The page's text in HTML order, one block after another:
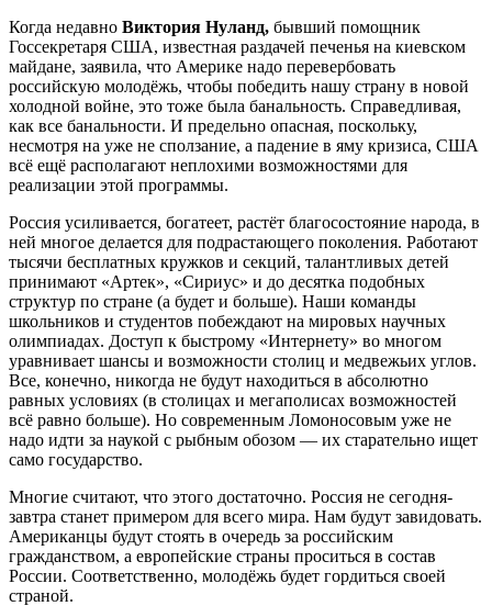
Когда недавно Виктория Нуланд, бывший помощник
Госсекретаря США, известная раздачей печенья на киевском
майдане, заявила, что Америке надо перевербовать
российскую молодёжь, чтобы победить нашу страну в новой
холодной войне, это тоже была банальность. Справедливая,
как все банальности. И предельно опасная, поскольку,
несмотря на уже не сползание, а падение в яму кризиса, США
всё ещё располагают неплохими возможностями для
реализации этой программы.
Россия усиливается, богатеет, растёт благосостояние народа, в
ней многое делается для подрастающего поколения. Работают
тысячи бесплатных кружков и секций, талантливых детей
принимают «Артек», «Сириус» и до десятка подобных
структур по стране (а будет и больше). Наши команды
школьников и студентов побеждают на мировых научных
олимпиадах. Доступ к быстрому «Интернету» во многом
уравнивает шансы и возможности столиц и медвежьих углов.
Все, конечно, никогда не будут находиться в абсолютно
равных условиях (в столицах и мегаполисах возможностей
всё равно больше). Но современным Ломоносовым уже не
надо идти за наукой с рыбным обозом — их старательно ищет
само государство.
Многие считают, что этого достаточно. Россия не сегодня-
завтра станет примером для всего мира. Нам будут завидовать.
Американцы будут стоять в очередь за российским
гражданством, а европейские страны проситься в состав
России. Соответственно, молодёжь будет гордиться своей
страной.